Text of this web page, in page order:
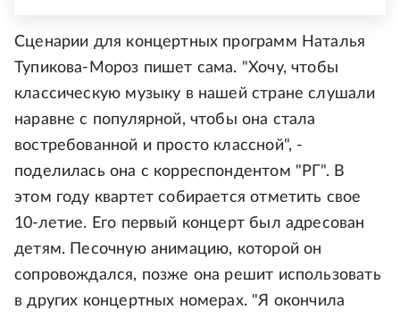
Сценарии для концертных программ Наталья
Тупикова-Мороз пишет сама. "Хочу, чтобы
классическую музыку в нашей стране слушали
наравне с популярной, чтобы она стала
востребованной и просто классной", -
поделилась она с корреспондентом "РГ". В
этом году квартет собирается отметить свое
10-летие. Его первый концерт был адресован
детям. Песочную анимацию, которой он
сопровождался, позже она решит использовать
в других концертных номерах. "Я окончила